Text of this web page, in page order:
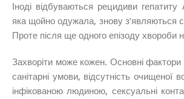
Іноді відбуваються рецидиви
яка щойно одужала, знову з’являються
Проте після ще одного епізоду хвороби
Захворіти може кожен. Основні фактори
санітарні умови, відсутність очищеної
інфікованою людиною, сексуальні